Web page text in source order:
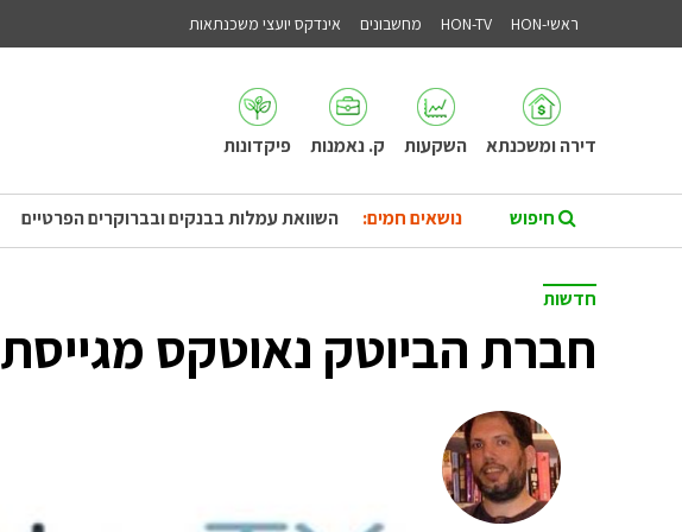
ראשי-HON HON-TV מחשבונים אינדקס יועצי משכנתאות
דירה ומשכנתא השקעות ק. נאמנות פיקדונות
נושאים חמים: השוואת עמלות בבנקים ובברוקרים הפרטיים
חדשות
חברת הביוטק נאוטקס מגייסת 45 מיליון דולר